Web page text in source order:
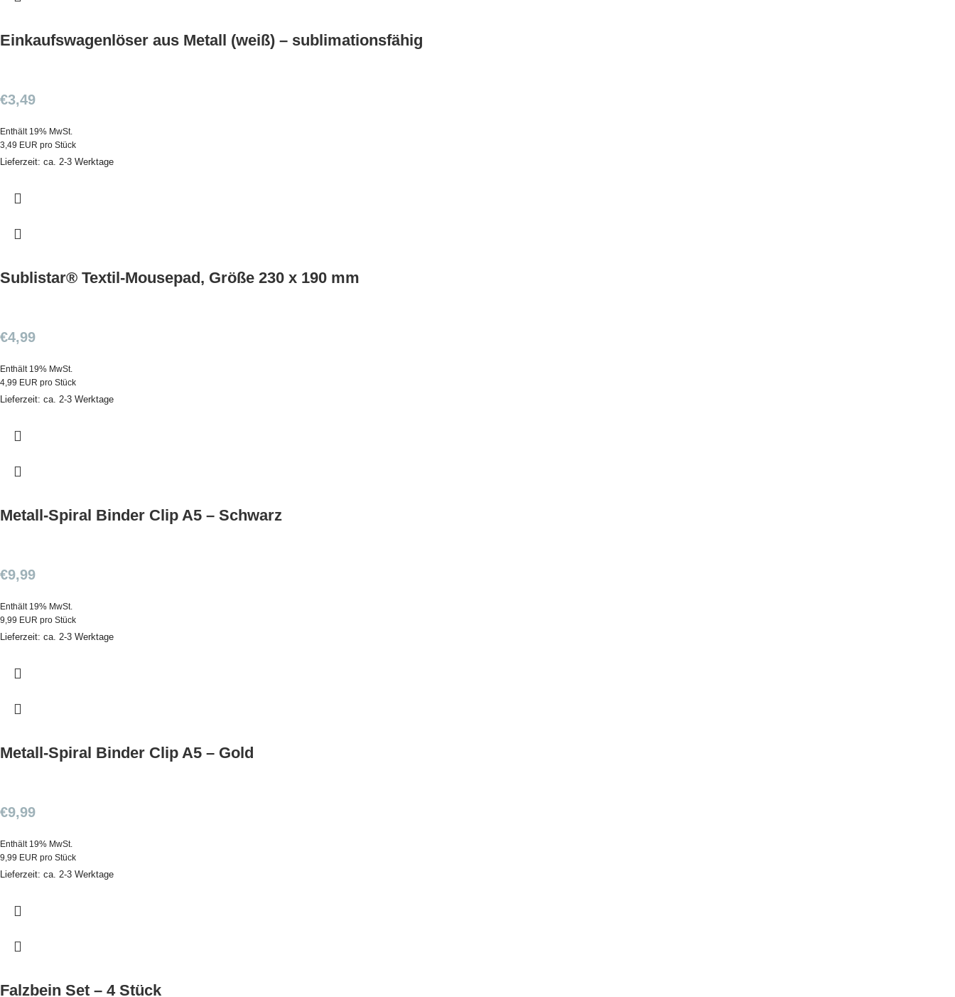
Einkaufswagenlöser aus Metall (weiß) – sublimationsfähig
€3,49
Enthält 19% MwSt.
3,49 EUR pro Stück
Lieferzeit: ca. 2-3 Werktage
Sublistar® Textil-Mousepad, Größe 230 x 190 mm
€4,99
Enthält 19% MwSt.
4,99 EUR pro Stück
Lieferzeit: ca. 2-3 Werktage
Metall-Spiral Binder Clip A5 – Schwarz
€9,99
Enthält 19% MwSt.
9,99 EUR pro Stück
Lieferzeit: ca. 2-3 Werktage
Metall-Spiral Binder Clip A5 – Gold
€9,99
Enthält 19% MwSt.
9,99 EUR pro Stück
Lieferzeit: ca. 2-3 Werktage
Falzbein Set – 4 Stück